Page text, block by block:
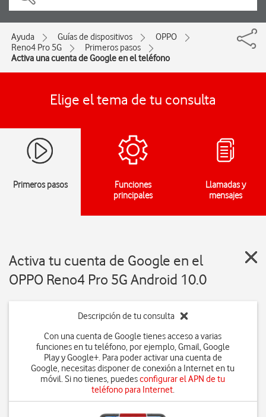
Ayuda Guías de dispositivos
OPPO
Reno4 Pro 5G
Primeros pasos
Activa una cuenta de Google en el teléfono
Elige el tema de tu consulta
Primeros pasos
Funciones
principales
Llamadas y
mensajes
Activa tu cuenta de Google en el
OPPO Reno4 Pro 5G Android 10.0
Descripción de tu consulta
Con una cuenta de Google tienes acceso a varias
funciones en tu teléfono, por ejemplo, Gmail, Google
Play y Google+. Para poder activar una cuenta de
Google, necesitas disponer de conexión a Internet en tu
móvil. Si no tienes, puedesconfigurar el APN de tu
teléfono para Internet.